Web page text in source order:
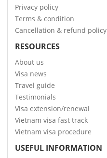
Privacy policy
Terms & condition
Cancellation & refund policy
RESOURCES
About us
Visa news
Travel guide
Testimonials
Visa extension/renewal
Vietnam visa fast track
Vietnam visa procedure
USEFUL INFORMATION